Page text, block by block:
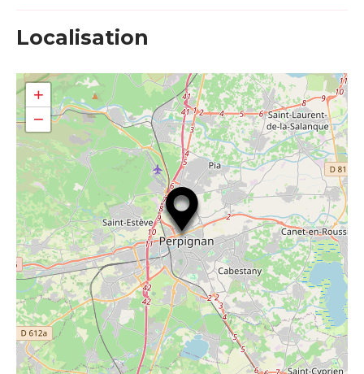
Localisation
+
−